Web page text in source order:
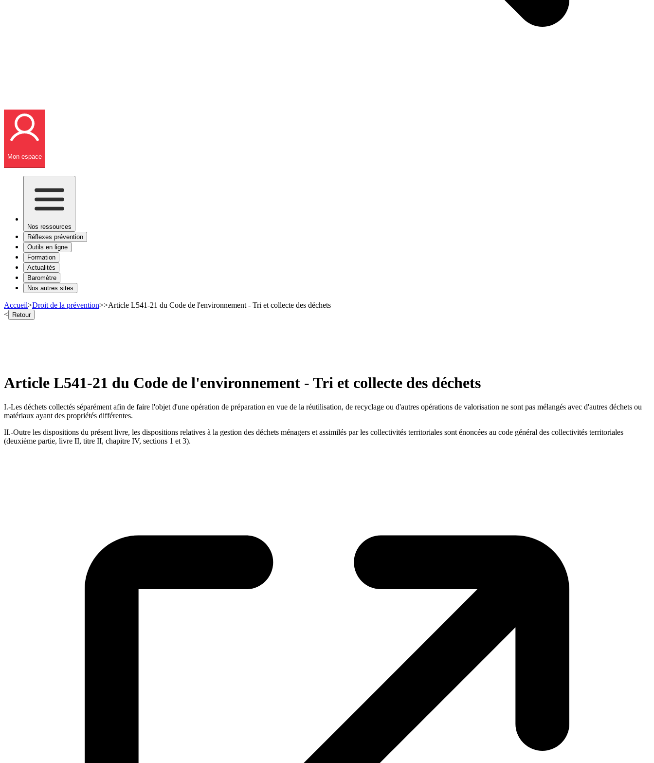
Mon espace
Nos ressources
Réflexes prévention
Outils en ligne
Formation
Actualités
Baromètre
Nos autres sites
Accueil>Droit de la prévention>>Article L541-21 du Code de l'environnement - Tri et collecte des déchets
< Retour
Article L541-21 du Code de l'environnement - Tri et collecte des déchets
I.-Les déchets collectés séparément afin de faire l'objet d'une opération de préparation en vue de la réutilisation, de recyclage ou d'autres opérations de valorisation ne sont pas mélangés avec d'autres déchets ou
matériaux ayant des propriétés différentes.
II.-Outre les dispositions du présent livre, les dispositions relatives à la gestion des déchets ménagers et assimilés par les collectivités territoriales sont énoncées au code général des collectivités territoriales
(deuxième partie, livre II, titre II, chapitre IV, sections 1 et 3).